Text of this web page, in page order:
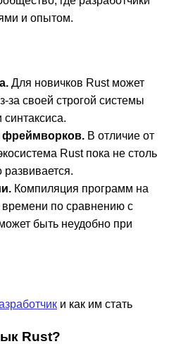
и опытом.
Для новичков Rust может
за своей строгой системы
фреймворков. В отличие от
Rust пока не столь
Компиляция программ на
по сравнению с
быть неудобно при
и как им стать
Rust?